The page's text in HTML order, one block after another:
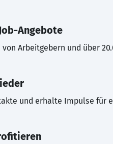
Angebote
von Arbeitgebern und über
und erhalte Impulse für